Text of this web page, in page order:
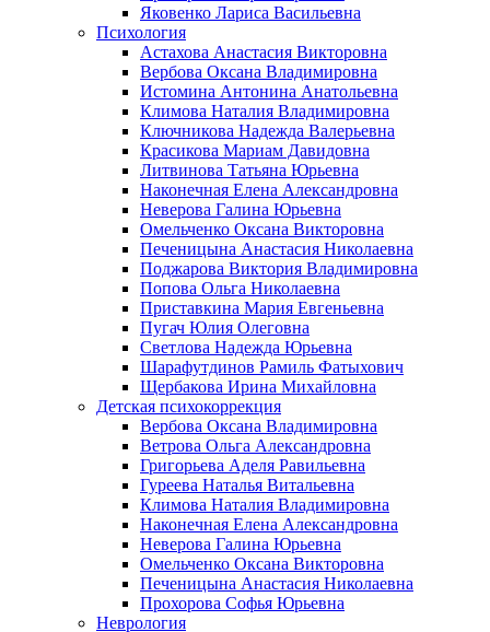
Яковенко Лариса Васильевна
Психология
Астахова Анастасия Викторовна
Вербова Оксана Владимировна
Истомина Антонина Анатольевна
Климова Наталия Владимировна
Ключникова Надежда Валерьевна
Красикова Мариам Давидовна
Литвинова Татьяна Юрьевна
Наконечная Елена Александровна
Неверова Галина Юрьевна
Омельченко Оксана Викторовна
Печеницына Анастасия Николаевна
Поджарова Виктория Владимировна
Попова Ольга Николаевна
Приставкина Мария Евгеньевна
Пугач Юлия Олеговна
Светлова Надежда Юрьевна
Шарафутдинов Рамиль Фатыхович
Щербакова Ирина Михайловна
Детская психокоррекция
Вербова Оксана Владимировна
Ветрова Ольга Александровна
Григорьева Аделя Равильевна
Гуреева Наталья Витальевна
Климова Наталия Владимировна
Наконечная Елена Александровна
Неверова Галина Юрьевна
Омельченко Оксана Викторовна
Печеницына Анастасия Николаевна
Прохорова Софья Юрьевна
Неврология